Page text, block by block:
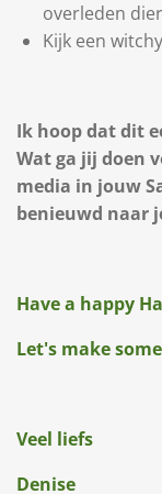
overleden
Kijk een
Ik hoop dat dit
Wat ga jij doen
media in jouw
benieuwd naar
Have a happy
Let's make
Veel liefs
Denise